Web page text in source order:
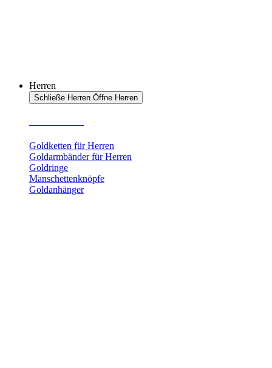
Herren
Schließe Herren Öffne Herren
Goldketten für Herren
Goldarmbänder für Herren
Goldringe
Manschettenknöpfe
Goldanhänger